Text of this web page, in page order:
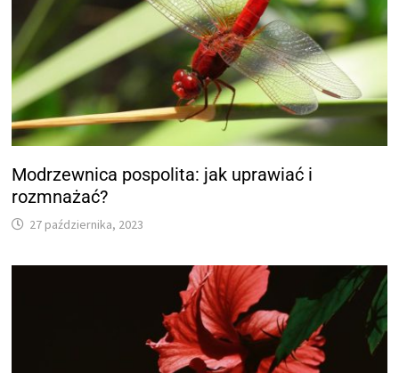
Modrzewnica pospolita: jak uprawiać i
rozmnażać?
27 października, 2023